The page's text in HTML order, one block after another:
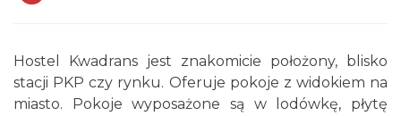
Hostel Kwadrans jest znakomicie położony, blisko
stacji PKP czy rynku. Oferuje pokoje z widokiem na
miasto. Pokoje wyposażone są w lodówkę, płytę